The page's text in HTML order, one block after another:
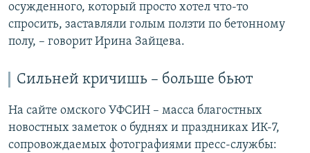
осужденного, который просто хотел что-то
спросить, заставляли голым ползти по бетонному
полу, – говорит Ирина Зайцева.
Сильней кричишь – больше бьют
На сайте омского УФСИН – масса благостных
новостных заметок о буднях и праздниках ИК-7,
сопровождаемых фотографиями пресс-службы: